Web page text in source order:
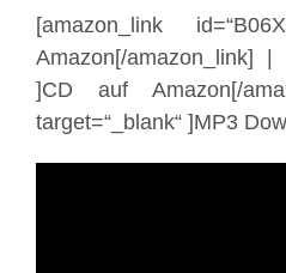
[amazon_link
Amazon[/amazon_link] |
]CD auf Amazon[/
target=“_blank“ ]MP3